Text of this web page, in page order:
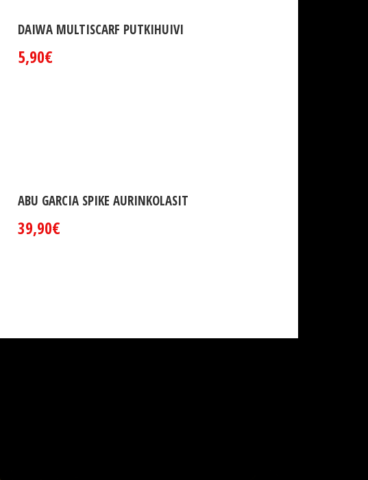
DAIWA MULTISCARF PUTKIHUIVI
5,90€
ABU GARCIA SPIKE AURINKOLASIT
39,90€